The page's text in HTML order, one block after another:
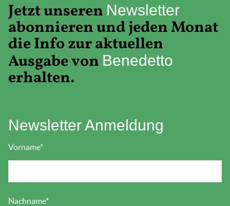
Jetzt unseren Newsletter
abonnieren und jeden Monat
die Info zur aktuellen
Ausgabe von Benedetto
erhalten.
Newsletter Anmeldung
Vorname*
Nachname*